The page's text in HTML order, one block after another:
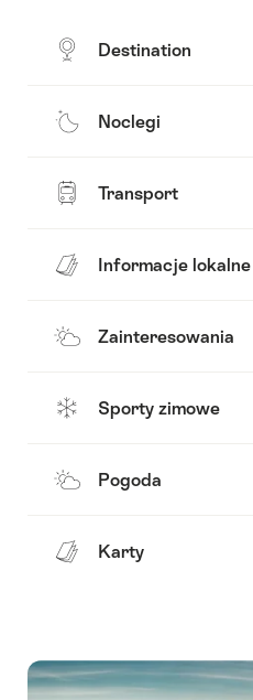
Destination
Noclegi
Transport
Informacje lokalne
Zainteresowania
Sporty zimowe
Pogoda
Karty